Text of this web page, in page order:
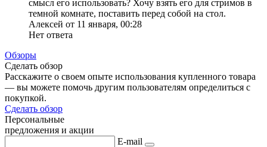
смысл его использовать? Хочу взять его для стримов в
темной комнате, поставить перед собой на стол.
Алексей от 11 января, 00:28
Нет ответа
Обзоры
Сделать обзор
Расскажите о своем опыте использования купленного товара
— вы можете помочь другим пользователям определиться с
покупкой.
Сделать обзор
Персональные
предложения и акции
E-mail